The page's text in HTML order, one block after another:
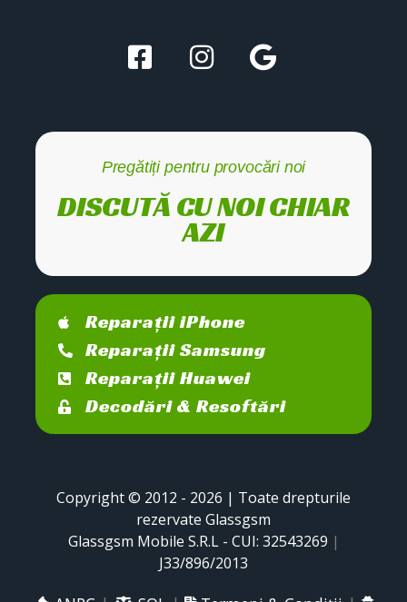
Pregătiți pentru provocări noi
DISCUTĂ CU NOI CHIAR
AZI
Reparații iPhone
Reparații Samsung
Reparații Huawei
Decodări & Resoftări
Copyright © 2012 - 2026 | Toate drepturile
rezervate Glassgsm
Glassgsm Mobile S.R.L - CUI: 32543269 |
J33/896/2013